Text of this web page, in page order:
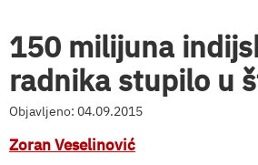
150 milijuna
radnika stupilo u
Objavljeno: 04.09.2015
Zoran Veselinović